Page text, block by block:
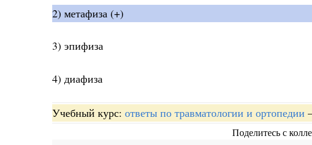
2) метафиза (+)
3) эпифиза
4) диафиза
Учебный курс: ответы по травматологии и ортопедии
Поделитесь с